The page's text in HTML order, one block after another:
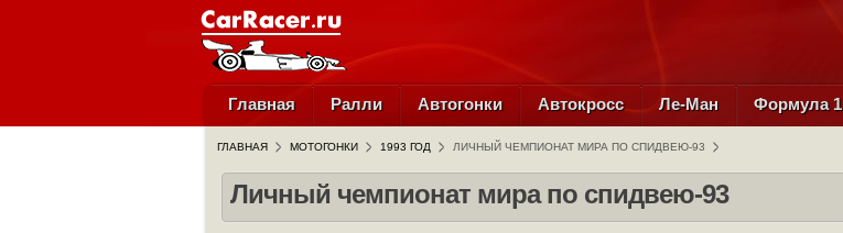
Главная Ралли Автогонки Автокросс Ле-Ман Формула 1
ГЛАВНАЯ МОТОГОНКИ 1993 ГОД ЛИЧНЫЙ ЧЕМПИОНАТ МИРА ПО СПИДВЕЮ-93
Личный чемпионат мира по спидвею-93